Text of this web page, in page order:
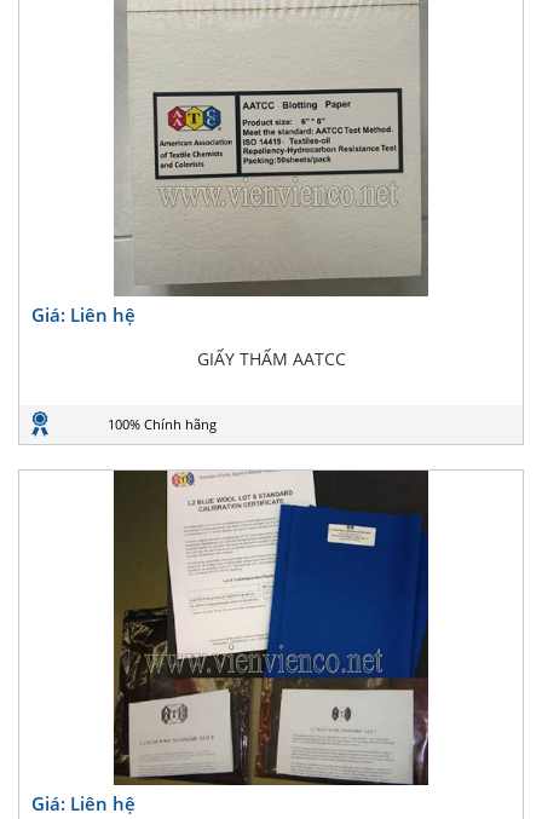
Giá: Liên hệ
GIẤY THẤM AATCC
100% Chính hãng
Giá: Liên hệ